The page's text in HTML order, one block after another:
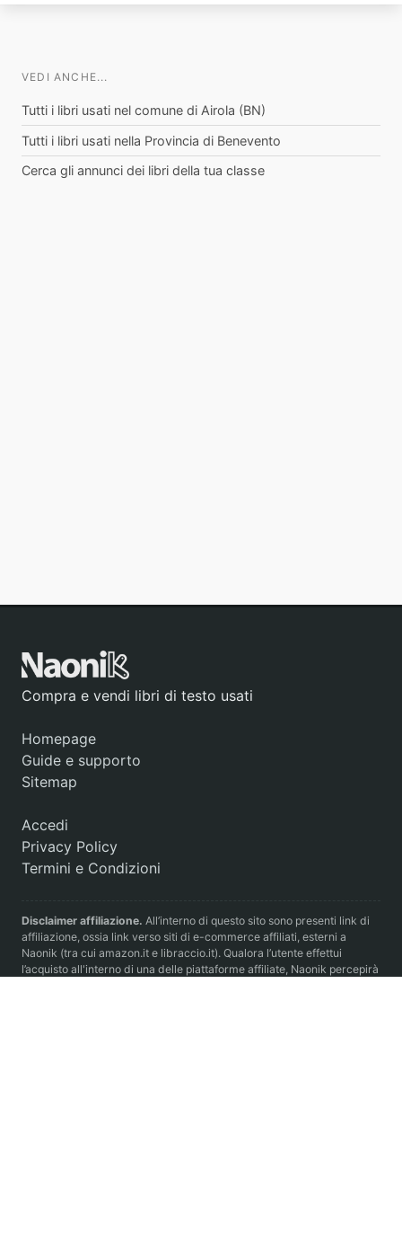
VEDI ANCHE...
Tutti i libri usati nel comune di Airola (BN)
Tutti i libri usati nella Provincia di Benevento
Cerca gli annunci dei libri della tua classe
Compra e vendi libri di testo usati
Homepage
Guide e supporto
Sitemap
Accedi
Privacy Policy
Termini e Condizioni